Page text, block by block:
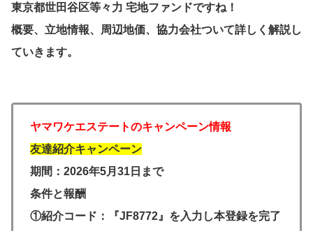
東京都世田谷区等々力 宅地ファンドですね！
概要、立地情報、周辺地価、協力会社ついて詳しく解説し
ていきます。
ヤマワケエステートのキャンペーン情報
友達紹介キャンペーン
期間：2026年5月31日まで
条件と報酬
①紹介コード：『JF8772』を入力し本登録を完了